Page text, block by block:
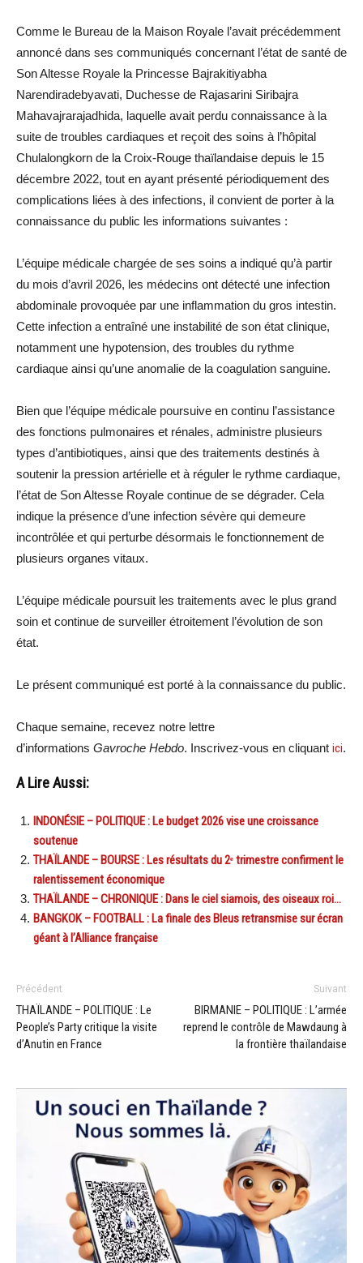
Comme le Bureau de la Maison Royale l’avait précédemment
annoncé dans ses communiqués concernant l’état de santé de
Son Altesse Royale la Princesse Bajrakitiyabha
Narendiradebyavati, Duchesse de Rajasarini Siribajra
Mahavajrarajadhida, laquelle avait perdu connaissance à la
suite de troubles cardiaques et reçoit des soins à l’hôpital
Chulalongkorn de la Croix-Rouge thaïlandaise depuis le 15
décembre 2022, tout en ayant présenté périodiquement des
complications liées à des infections, il convient de porter à la
connaissance du public les informations suivantes :
L’équipe médicale chargée de ses soins a indiqué qu’à partir
du mois d’avril 2026, les médecins ont détecté une infection
abdominale provoquée par une inflammation du gros intestin.
Cette infection a entraîné une instabilité de son état clinique,
notamment une hypotension, des troubles du rythme
cardiaque ainsi qu’une anomalie de la coagulation sanguine.
Bien que l’équipe médicale poursuive en continu l’assistance
des fonctions pulmonaires et rénales, administre plusieurs
types d’antibiotiques, ainsi que des traitements destinés à
soutenir la pression artérielle et à réguler le rythme cardiaque,
l’état de Son Altesse Royale continue de se dégrader. Cela
indique la présence d’une infection sévère qui demeure
incontrôlée et qui perturbe désormais le fonctionnement de
plusieurs organes vitaux.
L’équipe médicale poursuit les traitements avec le plus grand
soin et continue de surveiller étroitement l’évolution de son
état.
Le présent communiqué est porté à la connaissance du public.
Chaque semaine, recevez notre lettre
d’informations Gavroche Hebdo. Inscrivez-vous en cliquant ici.
A Lire Aussi:
INDONÉSIE – POLITIQUE : Le budget 2026 vise une croissance
soutenue
THAÏLANDE – BOURSE : Les résultats du 2ᵉ trimestre confirment le
ralentissement économique
THAÏLANDE – CHRONIQUE : Dans le ciel siamois, des oiseaux roi…
BANGKOK – FOOTBALL : La finale des Bleus retransmise sur écran
géant à l’Alliance française
Précédent
THAÏLANDE – POLITIQUE : Le
People’s Party critique la visite
d’Anutin en France
Suivant
BIRMANIE – POLITIQUE : L’armée
reprend le contrôle de Mawdaung à
la frontière thaïlandaise